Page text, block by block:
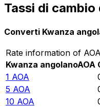
Tassi di cambio
Converti Kwanza
Rate information of
Kwanza angolanoAOA
1 AOA
5 AOA
10 AOA